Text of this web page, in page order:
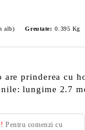
alb) Greutate: 0.395 Kg
prinderea cu
lungime 2.7
Pentru comenzi cu